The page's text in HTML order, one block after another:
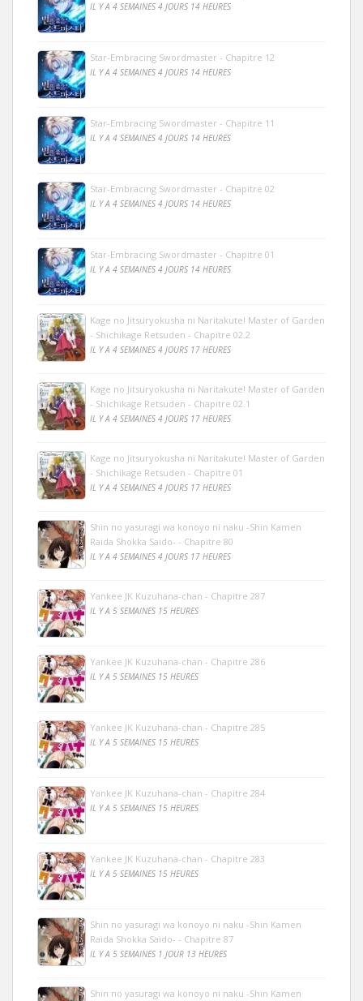
IL Y A 4 SEMAINES 4 JOURS 14 HEURES
Star-Embracing Swordmaster - Chapitre 12
IL Y A 4 SEMAINES 4 JOURS 14 HEURES
Star-Embracing Swordmaster - Chapitre 11
IL Y A 4 SEMAINES 4 JOURS 14 HEURES
Star-Embracing Swordmaster - Chapitre 02
IL Y A 4 SEMAINES 4 JOURS 14 HEURES
Star-Embracing Swordmaster - Chapitre 01
IL Y A 4 SEMAINES 4 JOURS 14 HEURES
Kage no Jitsuryokusha ni Naritakute! Master of Garden
- Shichikage Retsuden - Chapitre 02.2
IL Y A 4 SEMAINES 4 JOURS 17 HEURES
Kage no Jitsuryokusha ni Naritakute! Master of Garden
- Shichikage Retsuden - Chapitre 02.1
IL Y A 4 SEMAINES 4 JOURS 17 HEURES
Kage no Jitsuryokusha ni Naritakute! Master of Garden
- Shichikage Retsuden - Chapitre 01
IL Y A 4 SEMAINES 4 JOURS 17 HEURES
Shin no yasuragi wa konoyo ni naku -Shin Kamen
Raida Shokka Saido- - Chapitre 80
IL Y A 4 SEMAINES 4 JOURS 17 HEURES
Yankee JK Kuzuhana-chan - Chapitre 287
IL Y A 5 SEMAINES 15 HEURES
Yankee JK Kuzuhana-chan - Chapitre 286
IL Y A 5 SEMAINES 15 HEURES
Yankee JK Kuzuhana-chan - Chapitre 285
IL Y A 5 SEMAINES 15 HEURES
Yankee JK Kuzuhana-chan - Chapitre 284
IL Y A 5 SEMAINES 15 HEURES
Yankee JK Kuzuhana-chan - Chapitre 283
IL Y A 5 SEMAINES 15 HEURES
Shin no yasuragi wa konoyo ni naku -Shin Kamen
Raida Shokka Saido- - Chapitre 87
IL Y A 5 SEMAINES 1 JOUR 13 HEURES
Shin no yasuragi wa konoyo ni naku -Shin Kamen